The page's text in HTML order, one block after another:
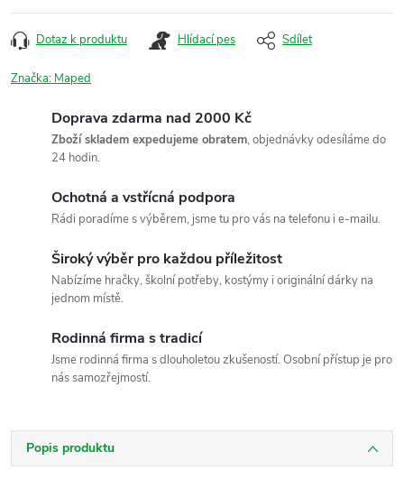
Dotaz k produktu Hlídací pes Sdílet
Značka: Maped
Doprava zdarma nad 2000 Kč
Zboží skladem expedujeme obratem, objednávky odesíláme do
24 hodin.
Ochotná a vstřícná podpora
Rádi poradíme s výběrem, jsme tu pro vás na telefonu i e-mailu.
Široký výběr pro každou příležitost
Nabízíme hračky, školní potřeby, kostýmy i originální dárky na
jednom místě.
Rodinná firma s tradicí
Jsme rodinná firma s dlouholetou zkušeností. Osobní přístup je pro
nás samozřejmostí.
Popis produktu